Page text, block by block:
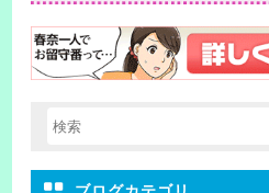
検索キーワード入力